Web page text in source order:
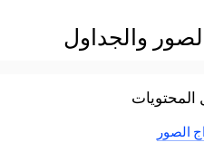
والجداول
الصور